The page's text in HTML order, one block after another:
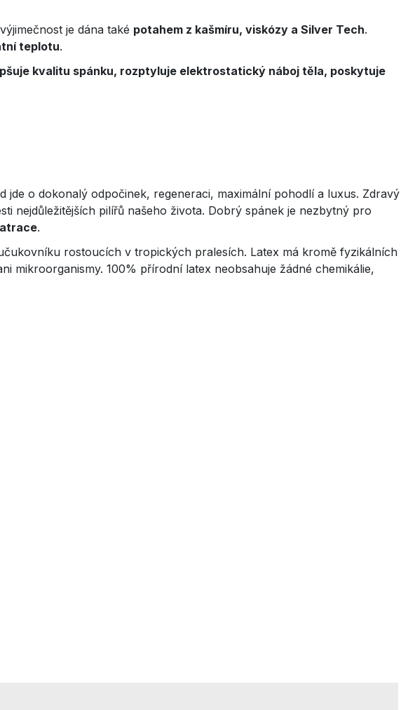
je dána také potahem z kašmíru, viskózy a Silver Tech.
teplotu.
kvalitu spánku, rozptyluje elektrostatický náboj těla, poskytuje
o dokonalý odpočinek, regeneraci, maximální pohodlí a luxus. Zdravý
nejdůležitějších pilířů našeho života. Dobrý spánek je nezbytný pro
.
rostoucích v tropických pralesích. Latex má kromě fyzikálních
mikroorganismy. 100% přírodní latex neobsahuje žádné chemikálie,